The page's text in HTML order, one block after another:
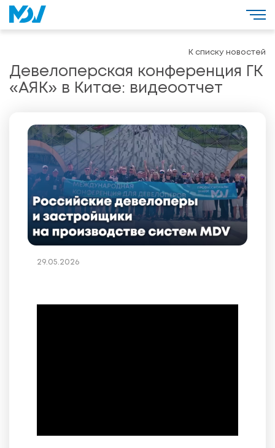
Девелоперская конференция ГК
«АЯК» в Китае: видеоотчет
К списку новостей
29.05.2026